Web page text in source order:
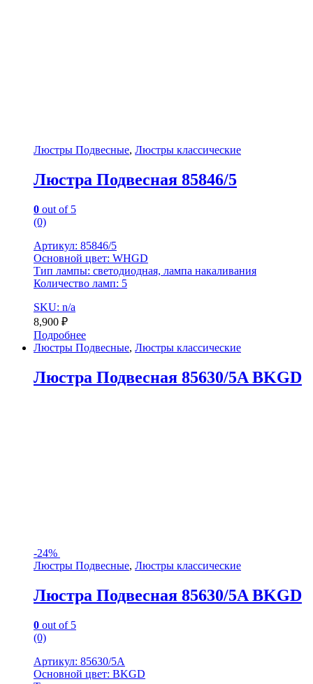
Люстры Подвесные, Люстры классические
Люстра Подвесная 85846/5
0 out of 5
(0)
Артикул: 85846/5
Основной цвет: WHGD
Тип лампы: светодиодная, лампа накаливания
Количество ламп: 5
SKU: n/a
8,900 ₽
Подробнее
Люстры Подвесные, Люстры классические
Люстра Подвесная 85630/5A BKGD
-24%
Люстры Подвесные, Люстры классические
Люстра Подвесная 85630/5A BKGD
0 out of 5
(0)
Артикул: 85630/5A
Основной цвет: BKGD